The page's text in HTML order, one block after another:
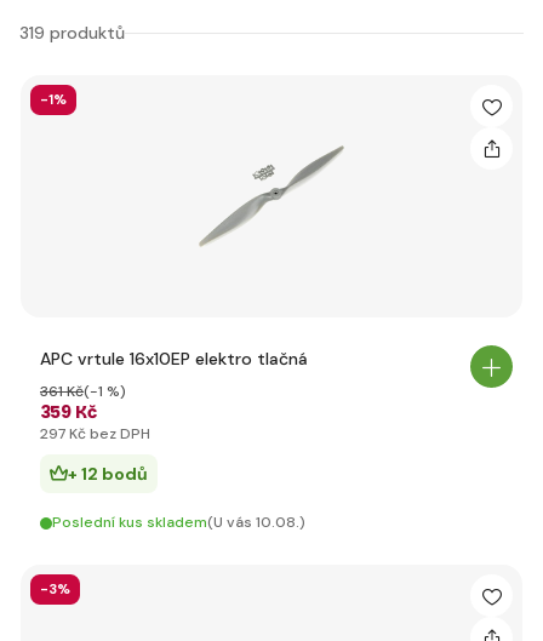
319 produktů
-1%
APC vrtule 16x10EP elektro tlačná
359 Kč
361 Kč(-1 %)
297 Kč bez DPH
+ 12 bodů
Poslední kus skladem(U vás 10.08.)
-3%